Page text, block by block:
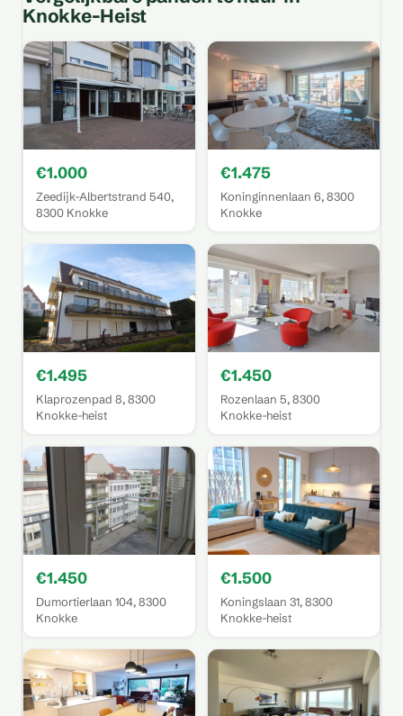
Knokke-Heist
€1.000
Zeedijk-Albertstrand 540,
8300 Knokke
€1.475
Koninginnenlaan 6, 8300
Knokke
€1.495
Klaprozenpad 8, 8300
Knokke-heist
€1.450
Rozenlaan 5, 8300
Knokke-heist
€1.450
Dumortierlaan 104, 8300
Knokke
€1.500
Koningslaan 31, 8300
Knokke-heist